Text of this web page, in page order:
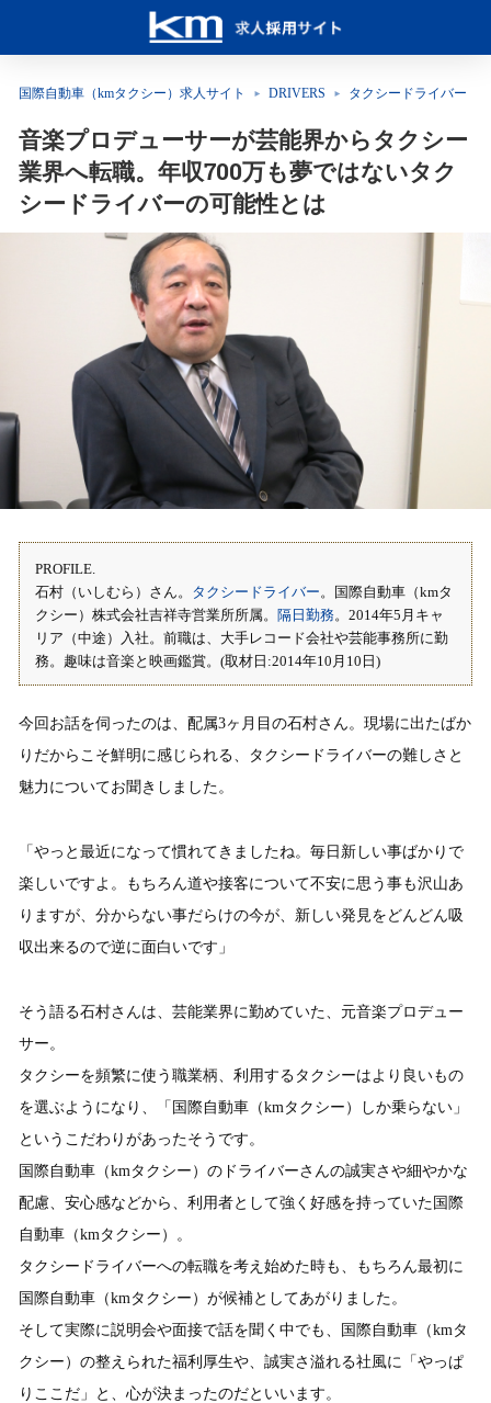
国際自動車（kmタクシー）求人サイト DRIVERS タクシードライバー
音楽プロデューサーが芸能界からタクシー
業界へ転職。年収700万も夢ではないタク
シードライバーの可能性とは
PROFILE.
石村（いしむら）さん。 タクシードライバー。国際自動車（kmタ
クシー）株式会社吉祥寺営業所所属。 隔日勤務。2014年5月キャ
リア（中途）入社。前職は、大手レコード会社や芸能事務所に勤
務。趣味は音楽と映画鑑賞。(取材日:2014年10月10日)
今回お話を伺ったのは、配属3ヶ月目の石村さん。現場に出たばか
りだからこそ鮮明に感じられる、タクシードライバーの難しさと
魅力についてお聞きしました。
「やっと最近になって慣れてきましたね。毎日新しい事ばかりで
楽しいですよ。もちろん道や接客について不安に思う事も沢山あ
りますが、分からない事だらけの今が、新しい発見をどんどん吸
収出来るので逆に面白いです」
そう語る石村さんは、芸能業界に勤めていた、元音楽プロデュー
サー。
タクシーを頻繁に使う職業柄、利用するタクシーはより良いもの
を選ぶようになり、「国際自動車（kmタクシー）しか乗らない」
というこだわりがあったそうです。
国際自動車（kmタクシー）のドライバーさんの誠実さや細やかな
配慮、安心感などから、利用者として強く好感を持っていた国際
自動車（kmタクシー）。
タクシードライバーへの転職を考え始めた時も、もちろん最初に
国際自動車（kmタクシー）が候補としてあがりました。
そして実際に説明会や面接で話を聞く中でも、国際自動車（kmタ
クシー）の整えられた福利厚生や、誠実さ溢れる社風に「やっぱ
りここだ」と、心が決まったのだといいます。